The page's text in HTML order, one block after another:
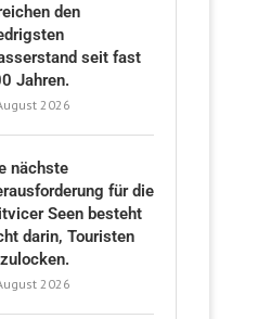
den
seit fast
Jahren.
2026
nächste
für die
Seen besteht
darin, Touristen
2026